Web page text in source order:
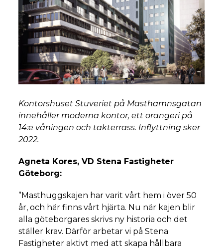
Kontorshuset Stuveriet på Masthamnsgatan
innehåller moderna kontor, ett orangeri på
14:e våningen och takterrass. Inflyttning sker
2022.
Agneta Kores, VD Stena Fastigheter
Göteborg:
”Masthuggskajen har varit vårt hem i över 50
år, och här finns vårt hjärta. Nu när kajen blir
alla göteborgares skrivs ny historia och det
ställer krav. Därför arbetar vi på Stena
Fastigheter aktivt med att skapa hållbara